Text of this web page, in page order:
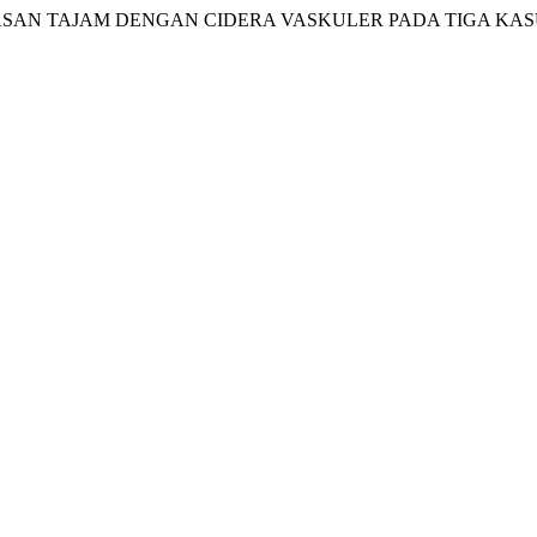
TAJAM DENGAN CIDERA VASKULER PADA TIGA